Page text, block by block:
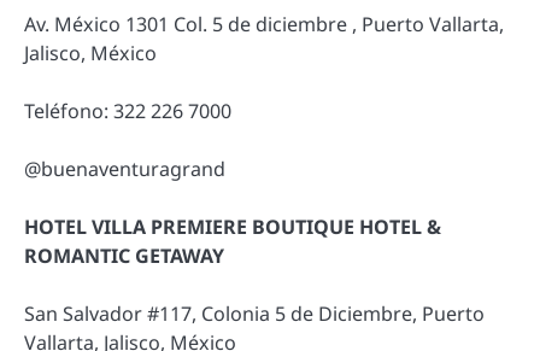
Av. México 1301 Col. 5 de diciembre , Puerto Vallarta,
Jalisco, México
Teléfono: 322 226 7000
@buenaventuragrand
HOTEL VILLA PREMIERE BOUTIQUE HOTEL &
ROMANTIC GETAWAY
San Salvador #117, Colonia 5 de Diciembre, Puerto
Vallarta, Jalisco, México